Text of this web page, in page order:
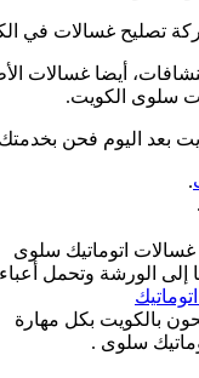
غسالات في
أيضا غسالات
سلوى الكويت.
بعد اليوم فحن
.
اتوماتيك سلوى
إلى الورشة وتحمل
بالكويت بكل مهارة
سلوى .